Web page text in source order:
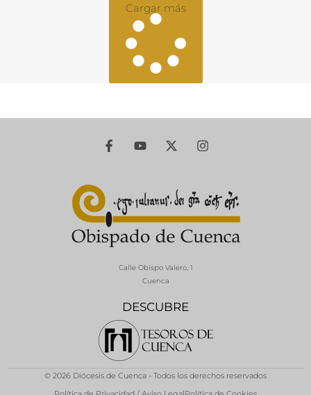
Cargar más
DESCUBRE
Calle Obispo Valero, 1
Cuenca
© 2026 Diócesis de Cuenca - Todos los derechos reservados